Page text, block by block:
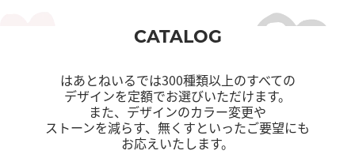
CATALOG
はあとねいるでは300種類以上のすべての
デザインを定額でお選びいただけます。
また、デザインのカラー変更や
ストーンを減らす、無くすといったご要望にも
お応えいたします。